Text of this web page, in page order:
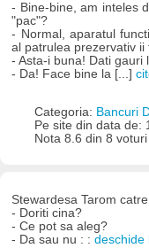
- Bine-bine, am inteles
"pac"?
- Normal, aparatul
al patrulea prezervativ ii
- Asta-i buna! Dati gauri
- Da! Face bine la [...]
Categoria: Bancuri
Pe site din data de:
Nota 8.6 din 8 voturi
Stewardesa Tarom
- Doriti cina?
- Ce pot sa aleg?
- Da sau nu : :deschide